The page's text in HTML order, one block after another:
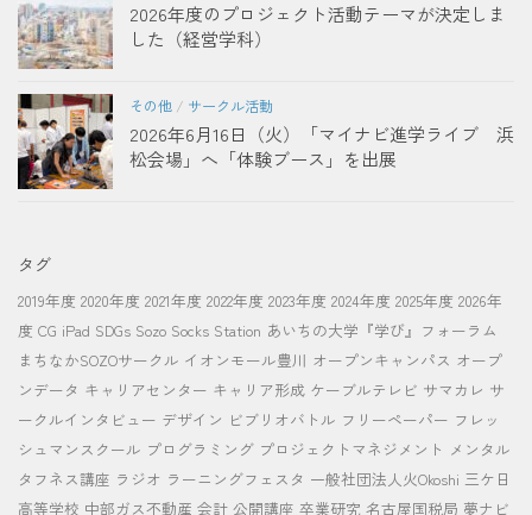
2026年度のプロジェクト活動テーマが決定しま
した（経営学科）
その他 / サークル活動
2026年6月16日（火）「マイナビ進学ライブ 浜
松会場」へ「体験ブース」を出展
タグ
2019年度 2020年度 2021年度 2022年度 2023年度 2024年度 2025年度 2026年
度 CG iPad SDGs Sozo Socks Station あいちの大学『学び』フォーラム
まちなかSOZOサークル イオンモール豊川 オープンキャンパス オープ
ンデータ キャリアセンター キャリア形成 ケーブルテレビ サマカレ サ
ークルインタビュー デザイン ビブリオバトル フリーペーパー フレッ
シュマンスクール プログラミング プロジェクトマネジメント メンタル
タフネス講座 ラジオ ラーニングフェスタ 一般社団法人火Okoshi 三ケ日
高等学校 中部ガス不動産 会計 公開講座 卒業研究 名古屋国税局 夢ナビ